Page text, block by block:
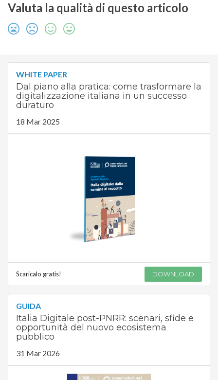
Valuta la qualità di questo articolo
WHITE PAPER
Dal piano alla pratica: come trasformare la
digitalizzazione italiana in un successo
duraturo
18 Mar 2025
Scaricalo gratis! DOWNLOAD
GUIDA
Italia Digitale post-PNRR: scenari, sfide e
opportunità del nuovo ecosistema
pubblico
31 Mar 2026